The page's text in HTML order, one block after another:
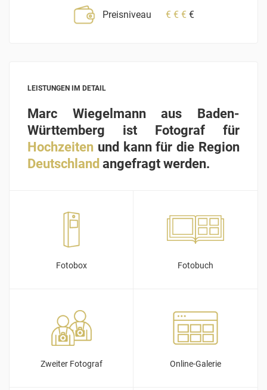
Preisniveau € € € €
LEISTUNGEN IM DETAIL
Marc Wiegelmann aus Baden-
Württemberg ist Fotograf für
Hochzeiten und kann für die Region
Deutschland angefragt werden.
Fotobox Fotobuch
Zweiter Fotograf Online-Galerie